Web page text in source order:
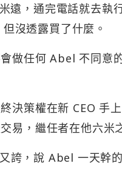
，通完電話就去執
沒透露買了什麼。
做任何 Abel 不同意
決策權在新 CEO 手
易，繼任者在他六米
誇，說 Abel 一天幹